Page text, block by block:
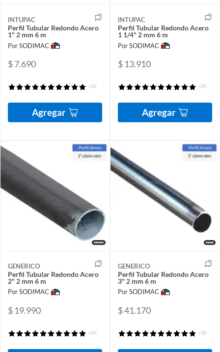
INTUPAC
Perfil Tubular Redondo Acero
1" 2 mm 6 m
Por SODIMAC
$ 7.690
(18)
Agregar
INTUPAC
Perfil Tubular Redondo Acero
1 1/4" 2 mm 6 m
Por SODIMAC
$ 13.910
(24)
Agregar
GENERICO
Perfil Tubular Redondo Acero
2" 2 mm 6 m
Por SODIMAC
$ 19.990
(26)
GENERICO
Perfil Tubular Redondo Acero
3" 2 mm 6 m
Por SODIMAC
$ 41.170
(18)